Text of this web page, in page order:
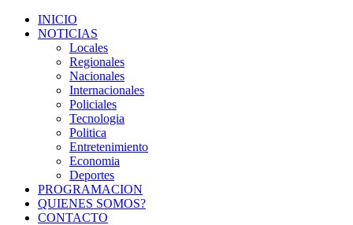
INICIO
NOTICIAS
Locales
Regionales
Nacionales
Internacionales
Policiales
Tecnologia
Politica
Entretenimiento
Economia
Deportes
PROGRAMACION
QUIENES SOMOS?
CONTACTO